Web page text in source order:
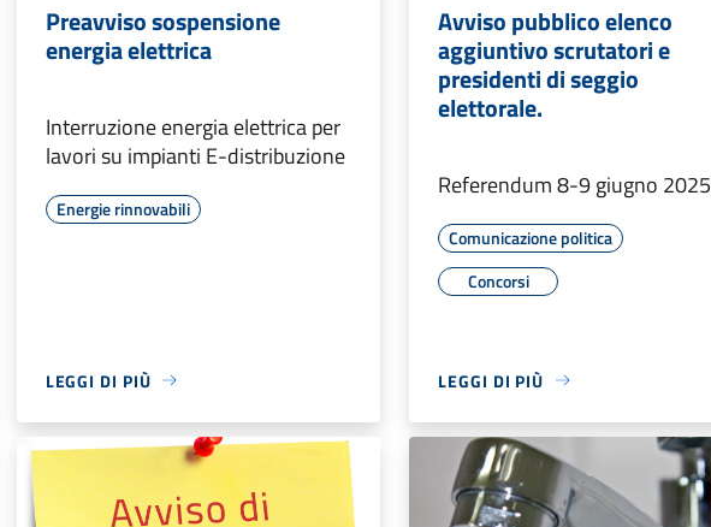
Preavviso sospensione
energia elettrica
Interruzione energia elettrica per
lavori su impianti E-distribuzione
Energie rinnovabili
LEGGI DI PIÙ
Avviso pubblico elenco
aggiuntivo scrutatori e
presidenti di seggio
elettorale.
Referendum 8-9 giugno 2025
Comunicazione politica
Concorsi
LEGGI DI PIÙ